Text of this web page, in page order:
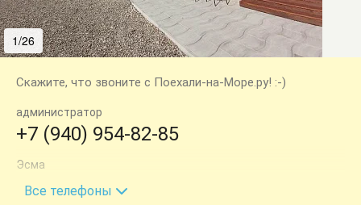
1/26
Скажите, что звоните с Поехали-на-Море.ру! :-)
администратор
+7 (940) 954-82-85
Эсма
+7 (940) 998-66-78
Все телефоны